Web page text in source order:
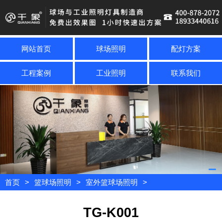
网站首页 球场照明 配灯方案
工程案例 工业照明 联系我们
首页 > 篮球场照明 > 室外篮球场照明 >
TG-K001